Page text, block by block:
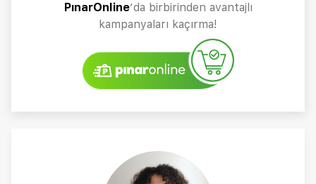
PınarOnline’da birbirinden avantajlı
kampanyaları kaçırma!